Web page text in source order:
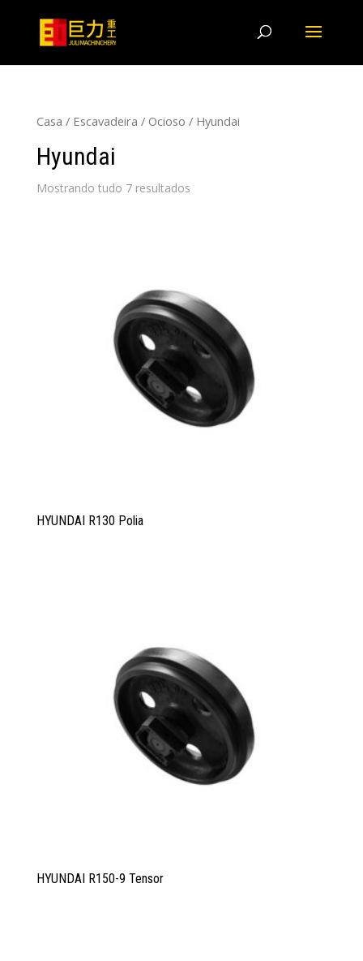
Casa / Escavadeira / Ocioso / Hyundai
Hyundai
Mostrando tudo 7 resultados
HYUNDAI R130 Polia
HYUNDAI R150-9 Tensor